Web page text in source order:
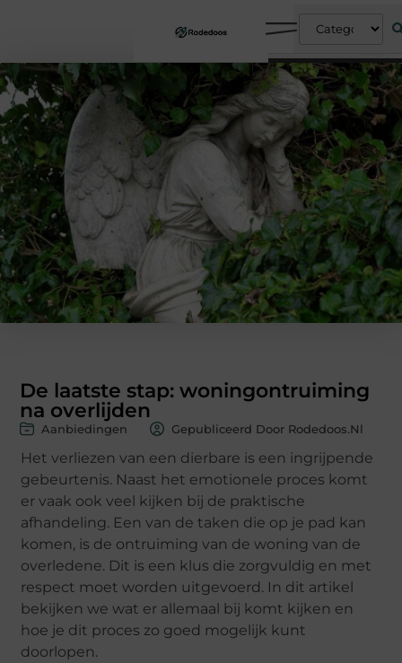
De laatste stap: woningontruiming
na overlijden
Aanbiedingen Gepubliceerd Door Rodedoos.nl
Het verliezen van een dierbare is een ingrijpende
gebeurtenis. Naast het emotionele proces komt
er vaak ook veel kijken bij de praktische
afhandeling. Een van de taken die op je pad kan
komen, is de ontruiming van de woning van de
overledene. Dit is een klus die zorgvuldig en met
respect moet worden uitgevoerd. In dit artikel
bekijken we wat er allemaal bij komt kijken en
hoe je dit proces zo goed mogelijk kunt
doorlopen.